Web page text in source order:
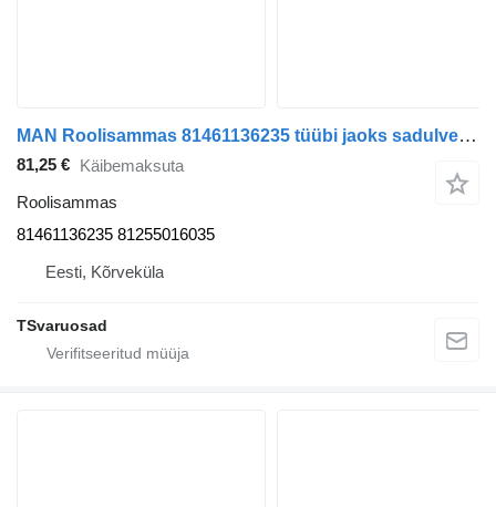
MAN Roolisammas 81461136235 tüübi jaoks sadulveoki MAN TGX 26.360 6X2
81,25 € Käibemaksuta
Roolisammas
81461136235 81255016035
Eesti, Kõrveküla
TSvaruosad